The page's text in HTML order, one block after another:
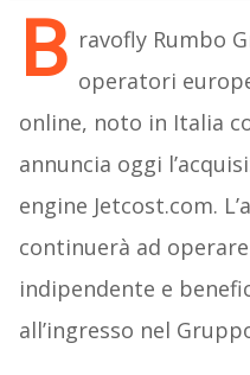
B ravofly Rumbo
operatori
online, noto in Italia
annuncia oggi
engine Jetcost.com.
continuerà ad
indipendente e
all’ingresso nel